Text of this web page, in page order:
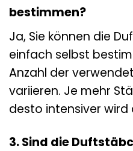
bestimmen?
Ja, Sie können die
einfach selbst
Anzahl der
variieren. Je mehr
desto intensiver wird
3. Sind die